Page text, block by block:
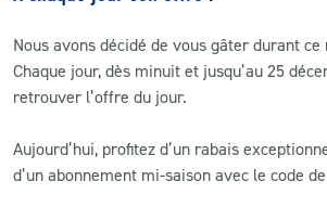
RESTAURATION
CONTACT
Nous avons décidé de vous gâter durant
Chaque jour, dès minuit et jusqu’au 25
retrouver l’offre du jour.
Aujourd’hui, profitez d’un rabais
d’un abonnement mi-saison avec le code